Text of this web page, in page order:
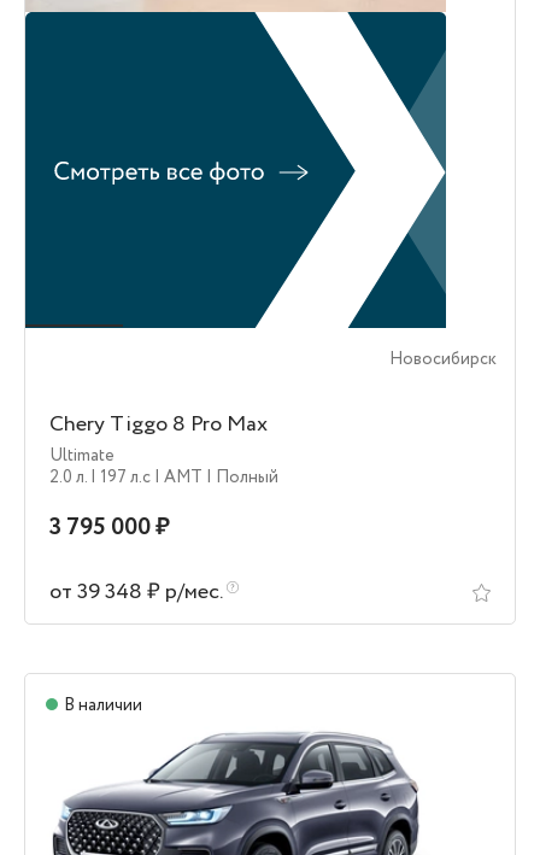
Новосибирск
Chery Tiggo 8 Pro Max
Ultimate
2.0 л. | 197 л.c | AMT | Полный
3 795 000 ₽
от 39 348 ₽ р/мес.
В наличии